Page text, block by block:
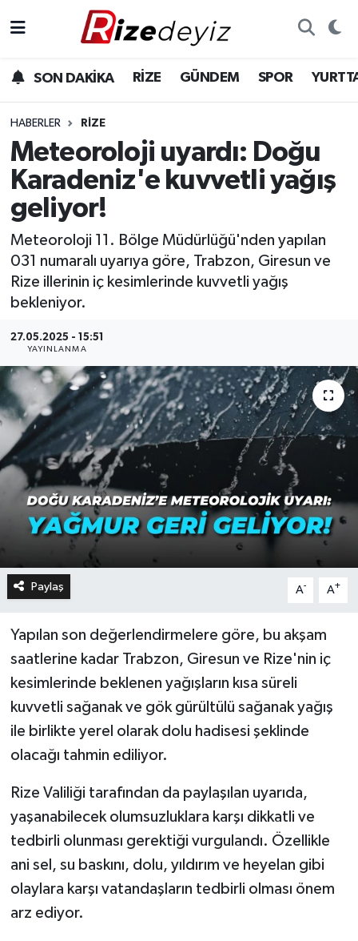
SON DAKİKA RİZE GÜNDEM SPOR
HABERLER RIZE
Meteoroloji uyardı: Doğu
Karadeniz'e kuvvetli yağış
geliyor!
Meteoroloji 11. Bölge Müdürlüğü'nden yapılan
031 numaralı uyarıya göre, Trabzon, Giresun ve
Rize illerinin iç kesimlerinde kuvvetli yağış
bekleniyor.
27.05.2025 - 15:51
YAYINLANMA
Paylaş A- A+
Yapılan son değerlendirmelere göre, bu akşam
saatlerine kadar Trabzon, Giresun ve Rize'nin iç
kesimlerinde beklenen yağışların kısa süreli
kuvvetli sağanak ve gök gürültülü sağanak yağış
ile birlikte yerel olarak dolu hadisesi şeklinde
olacağı tahmin ediliyor.
Rize Valiliği tarafından da paylaşılan uyarıda,
yaşanabilecek olumsuzluklara karşı dikkatli ve
tedbirli olunması gerektiği vurgulandı. Özellikle
ani sel, su baskını, dolu, yıldırım ve heyelan gibi
olaylara karşı vatandaşların tedbirli olması önem
arz ediyor.
Gündem
Yurttan Haberler
Ekonomi
Teknoloji
Sağlık
Rize Hava Durumu
Rize Trafik Yoğunluk Haritası
Süper Lig Puan Durumu ve Fikstür
Tüm Manşetler
Son Dakika Haberleri
Haber Arşivi